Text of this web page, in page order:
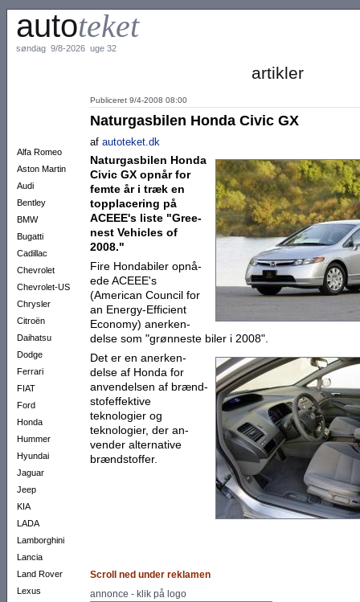
autoteket
søndag 9/8-2026 uge 32
Alfa Romeo
Aston Martin
Audi
Bentley
BMW
Bugatti
Cadillac
Chevrolet
Chevrolet-US
Chrysler
Citroën
Daihatsu
Dodge
Ferrari
FIAT
Ford
Honda
Hummer
Hyundai
Jaguar
Jeep
KIA
LADA
Lamborghini
Lancia
Land Rover
Lexus
artikler
Publiceret 9/4-2008 08:00
Naturgasbilen Honda Civic GX
af autoteket.dk
Natur­gas­bilen Hon­da
Civic GX opnår for
femte år i træk en
toppla­ce­ring på
ACEEE's li­ste "Gree­
nest Vehicles of
2008."
Fire Hondabiler opnå­
ede ACEEE's
(American Council for
an Energy-Effi­cient
Economy) an­erken­
delse som "grøn­neste biler i 2008".
Det er en aner­ken­
delse af Honda for
anven­del­sen af brænd­
stofef­fek­tive
teknologier og
teknologier, der an­
vender alternative
brændstoffer.
Scroll ned under reklamen
annonce - klik på logo